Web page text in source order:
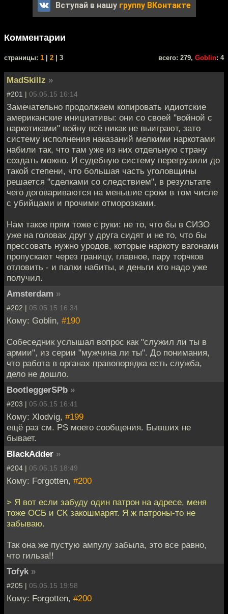
Вступай в нашу группу ВКонтакте
Комментарии
cтраницы: 1 2 | 3 всего: 279, Goblin: 4
MadSkillz »
#201 | 05.05.15 16:14
Замечательно продолжаем копировать идиотские
американские инициативы: они со своей "войной с
наркотиками" войну всё никак не выиграют, зато
систему исполнения наказаний мелкими наркотами
набили так, что там уже из них отдельную страну
создать можно. И судебную систему перегрузили до
такой степени, что большая часть уголовщины
решается "сделками со следствием", в результате
чего договариваются на меньшие сроки в том числе
с убийцами и прочими отморозками.
Нам такое прям тоже с руки: не то, что бы в СИЗО
уже на головах друг у друга сидят и не то, что бы
прессовать нужно уродов, которые наркоту вагонами
пропускают через границу, главное, пару торчков
отловить - и палки набиты, и деньги кто надо уже
получил.
Amsterdam »
#202 | 05.05.15 16:34
Кому: Goblin, #190
Собеседник услышал вопрос как "служил ли ты в
армии", из серии "мужчина ли ты". До понимания,
что работа в органах правопорядка есть служба,
дело не дошло.
BootleggerSPb »
#203 | 05.05.15 16:41
Кому: Xlodvig, #199
ещё раз см. PS моего сообщения. Бывших не
бывает.
BlackAdder »
#204 | 05.05.15 18:49
Кому: Forgotten, #200
> Я вот если забуду один патрон на адресе, меня
тоже ОСБ и СК закошмарят. Я ж патроны-то не
забываю.
Так она же пустую ампулу забыла, это все равно,
что гильза!!
Tofyk »
#205 | 05.05.15 19:58
Кому: Forgotten, #200